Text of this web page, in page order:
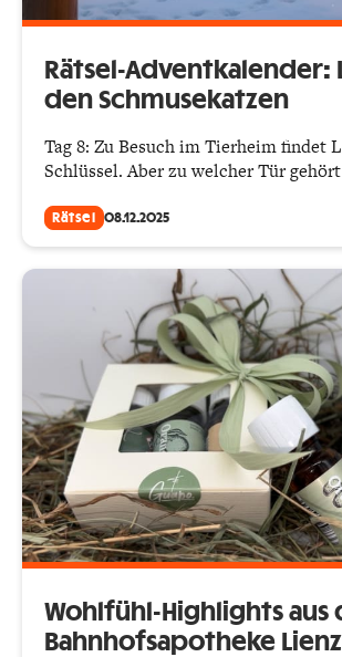
Rätsel-Adventkalender:
den Schmusekatzen
Tag 8: Zu Besuch im Tierheim findet
Schlüssel. Aber zu welcher Tür
Rätsel 08.12.2025
Wohlfühl-Highlights aus
Bahnhofsapotheke Lienz